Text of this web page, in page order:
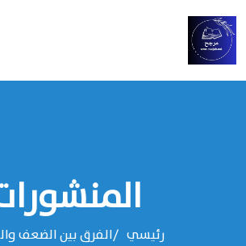
رئيسي الفرق بين الضعف